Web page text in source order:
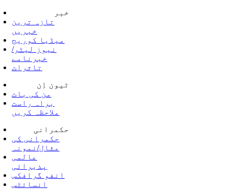
خبر
تازہ ترین
خبریں
میڈیا کوریج
نیوز لیٹر/
خبرنامے
تاثرات
ٹیون اِن
من کی بات
براہ راست
ملاحظہ کریں
حکمرانی
حکمرانی کی
مثال/نمونہ
عالمی
پذیرائی
انفو گرافکس
انسائٹس